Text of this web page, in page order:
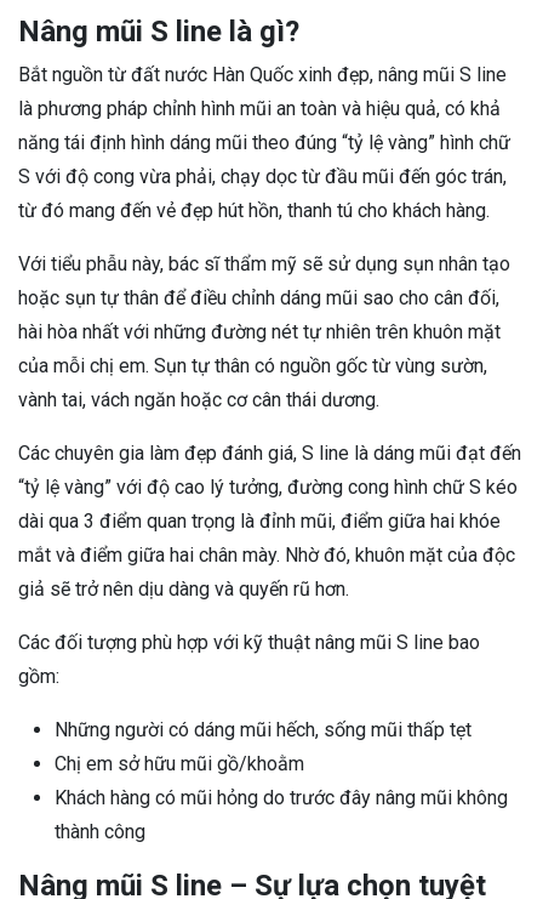
Nâng mũi S line là gì?
Bắt nguồn từ đất nước Hàn Quốc xinh đẹp, nâng mũi S line
là phương pháp chỉnh hình mũi an toàn và hiệu quả, có khả
năng tái định hình dáng mũi theo đúng “tỷ lệ vàng” hình chữ
S với độ cong vừa phải, chạy dọc từ đầu mũi đến góc trán,
từ đó mang đến vẻ đẹp hút hồn, thanh tú cho khách hàng.
Với tiểu phẫu này, bác sĩ thẩm mỹ sẽ sử dụng sụn nhân tạo
hoặc sụn tự thân để điều chỉnh dáng mũi sao cho cân đối,
hài hòa nhất với những đường nét tự nhiên trên khuôn mặt
của mỗi chị em. Sụn tự thân có nguồn gốc từ vùng sườn,
vành tai, vách ngăn hoặc cơ cân thái dương.
Các chuyên gia làm đẹp đánh giá, S line là dáng mũi đạt đến
“tỷ lệ vàng” với độ cao lý tưởng, đường cong hình chữ S kéo
dài qua 3 điểm quan trọng là đỉnh mũi, điểm giữa hai khóe
mắt và điểm giữa hai chân mày. Nhờ đó, khuôn mặt của độc
giả sẽ trở nên dịu dàng và quyến rũ hơn.
Các đối tượng phù hợp với kỹ thuật nâng mũi S line bao
gồm:
Những người có dáng mũi hếch, sống mũi thấp tẹt
Chị em sở hữu mũi gồ/khoằm
Khách hàng có mũi hỏng do trước đây nâng mũi không
thành công
Nâng mũi S line – Sự lựa chọn tuyệt